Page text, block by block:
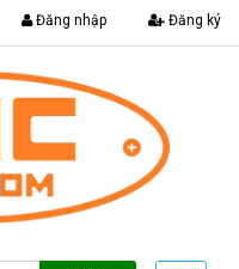
Đăng nhập Đăng ký